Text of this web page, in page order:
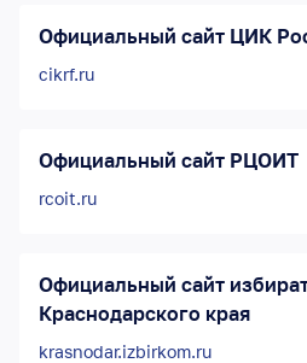
Официальный сайт ЦИК
cikrf.ru
Официальный сайт РЦОИТ
rcoit.ru
Официальный сайт
Краснодарского края
krasnodar.izbirkom.ru